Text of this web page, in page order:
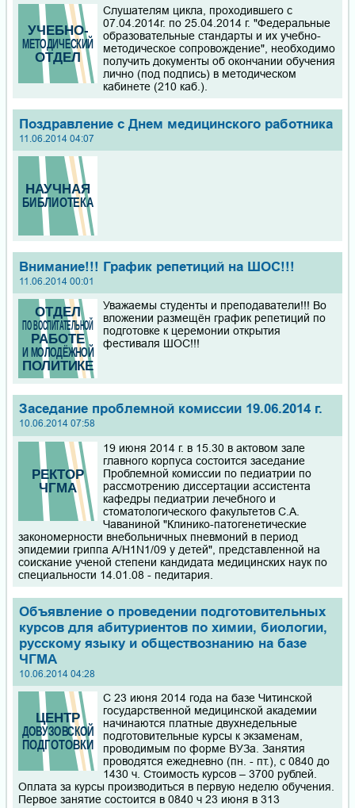
Слушателям цикла, проходившего с
07.04.2014г. по 25.04.2014 г. "Федеральные
образовательные стандарты и их учебно-
методическое сопровождение", необходимо
получить документы об окончании обучения
лично (под подпись) в методическом
кабинете (210 каб.).
Поздравление с Днем медицинского работника
11.06.2014 04:07
Внимание!!! График репетиций на ШОС!!!
11.06.2014 00:01
Уважаемы студенты и преподаватели!!! Во
вложении размещён график репетиций по
подготовке к церемонии открытия
фестиваля ШОС!!!
Заседание проблемной комиссии 19.06.2014 г.
10.06.2014 07:58
19 июня 2014 г. в 15.30 в актовом зале
главного корпуса состоится заседание
Проблемной комиссии по педиатрии по
рассмотрению диссертации ассистента
кафедры педиатрии лечебного и
стоматологического факультетов С.А.
Чаваниной "Клинико-патогенетические
закономерности внебольничных пневмоний в период
эпидемии гриппа A/H1N1/09 у детей", представленной на
соискание ученой степени кандидата медицинских наук по
специальности 14.01.08 - педитария.
Объявление о проведении подготовительных
курсов для абитуриентов по химии, биологии,
русскому языку и обществознанию на базе
ЧГМА
10.06.2014 04:28
С 23 июня 2014 года на базе Читинской
государственной медицинской академии
начинаются платные двухнедельные
подготовительные курсы к экзаменам,
проводимым по форме ВУЗа. Занятия
проводятся ежедневно (пн. - пт.), с 0840 до
1430 ч. Стоимость курсов – 3700 рублей.
Оплата за курсы производиться в первую неделю обучения.
Первое занятие состоится в 0840 ч 23 июня в 313